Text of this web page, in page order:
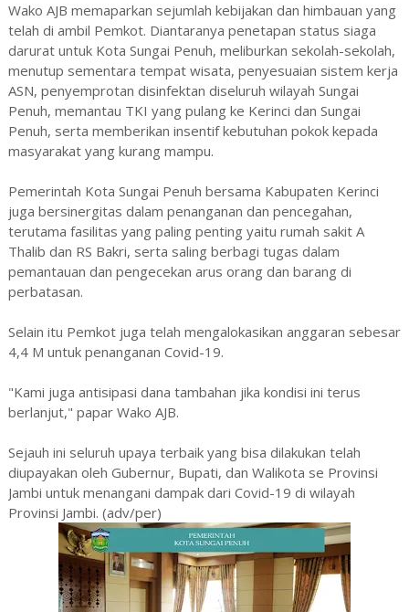
Wako AJB memaparkan sejumlah kebijakan dan himbauan yang
telah di ambil Pemkot. Diantaranya penetapan status siaga
darurat untuk Kota Sungai Penuh, meliburkan sekolah-sekolah,
menutup sementara tempat wisata, penyesuaian sistem kerja
ASN, penyemprotan disinfektan diseluruh wilayah Sungai
Penuh, memantau TKI yang pulang ke Kerinci dan Sungai
Penuh, serta memberikan insentif kebutuhan pokok kepada
masyarakat yang kurang mampu.
Pemerintah Kota Sungai Penuh bersama Kabupaten Kerinci
juga bersinergitas dalam penanganan dan pencegahan,
terutama fasilitas yang paling penting yaitu rumah sakit A
Thalib dan RS Bakri, serta saling berbagi tugas dalam
pemantauan dan pengecekan arus orang dan barang di
perbatasan.
Selain itu Pemkot juga telah mengalokasikan anggaran sebesar
4,4 M untuk penanganan Covid-19.
"Kami juga antisipasi dana tambahan jika kondisi ini terus
berlanjut," papar Wako AJB.
Sejauh ini seluruh upaya terbaik yang bisa dilakukan telah
diupayakan oleh Gubernur, Bupati, dan Walikota se Provinsi
Jambi untuk menangani dampak dari Covid-19 di wilayah
Provinsi Jambi. (adv/per)